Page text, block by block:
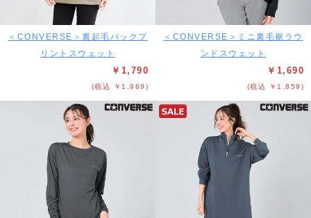
＜CONVERSE＞裏起毛バックプ
リントスウェット
￥1,790
(税込 ￥1,969)
＜CONVERSE＞ミニ裏毛裾ラウ
ンドスウェット
￥1,690
(税込 ￥1,859)